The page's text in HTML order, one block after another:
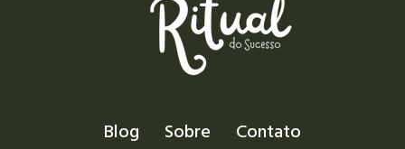
Blog Sobre
Contato